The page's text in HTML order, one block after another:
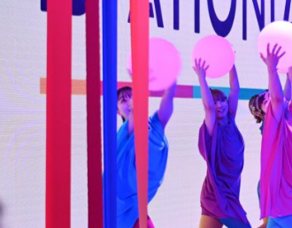
TOIRONIGHT
2026.07.22